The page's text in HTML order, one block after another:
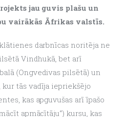
jau guvis plašu un
vairākās Āfrikas valstīs.
darbnīcas noritēja ne
Vindhukā, bet arī
(Ongvedivas pilsētā) un
kur tās vadīja iepriekšējo
kas apguvušas arī īpašo
apmācītāju“) kursu, kas